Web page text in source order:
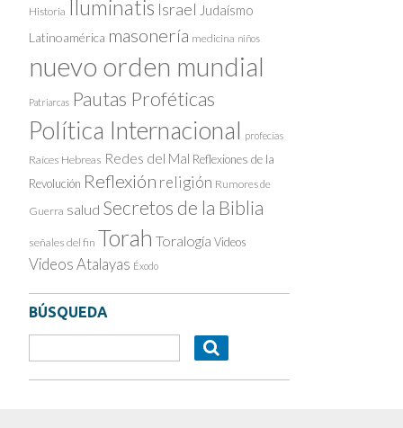
Historia Iluminatis Israel Judaísmo
Latinoamérica masonería medicina niños
nuevo orden mundial
Patriarcas Pautas Proféticas
Política Internacional profecías
Raíces Hebreas Redes del Mal Reflexiones de la
Revolución Reflexión religión Rumores de
Guerra salud Secretos de la Biblia
señales del fin Torah Toralogía Videos
Videos Atalayas Éxodo
BÚSQUEDA